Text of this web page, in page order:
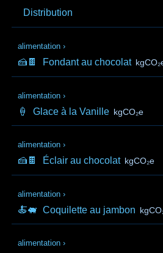
Distribution
alimentation ›
🍰🍫 Fondant au chocolat
alimentation ›
🍦 Glace à la Vanille kgCO₂e
alimentation ›
🍰🍫 Éclair au chocolat kgCO₂e
alimentation ›
🍝🐖 Coquilette au jambon
alimentation ›